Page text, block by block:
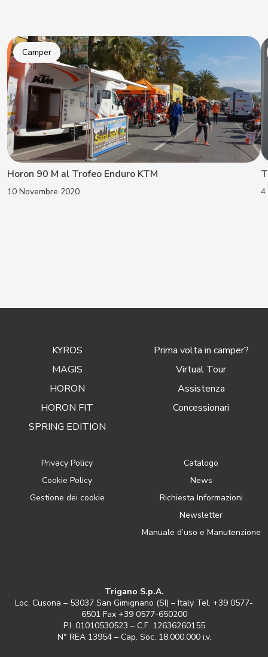
Camper
Horon 90 M al Trofeo Enduro KTM
10 Novembre 2020 4
KYROS
MAGIS
HORON
HORON FIT
SPRING EDITION
Prima volta in camper?
Virtual Tour
Assistenza
Concessionari
Privacy Policy
Cookie Policy
Gestione dei cookie
Catalogo
News
Richiesta Informazioni
Newsletter
Manuale d’uso e Manutenzione
Trigano S.p.A.
Loc. Cusona – 53037 San Gimignano (SI) – Italy Tel. +39 0577-
6501 Fax +39 0577-650200
P.I. 01010530523 – C.F. 12636260155
N° REA 13954 – Cap. Soc. 18.000.000 i.v.